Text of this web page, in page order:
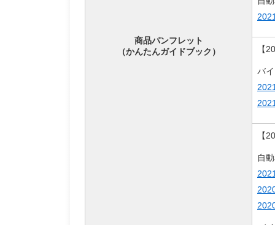
商品パンフレット
（かんたんガイドブック）
【
バ
【
自